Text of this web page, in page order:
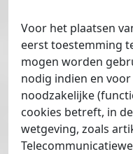
Voor het plaatsen
eerst toestemming
mogen worden
nodig indien en
noodzakelijke
cookies betreft, in
wetgeving, zoals